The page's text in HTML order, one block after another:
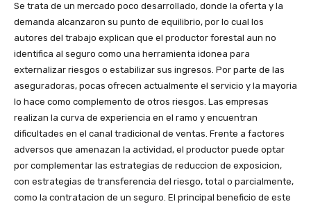
Se trata de un mercado poco desarrollado, donde la oferta y la
demanda alcanzaron su punto de equilibrio, por lo cual los
autores del trabajo explican que el productor forestal aun no
identifica al seguro como una herramienta idonea para
externalizar riesgos o estabilizar sus ingresos. Por parte de las
aseguradoras, pocas ofrecen actualmente el servicio y la mayoria
lo hace como complemento de otros riesgos. Las empresas
realizan la curva de experiencia en el ramo y encuentran
dificultades en el canal tradicional de ventas. Frente a factores
adversos que amenazan la actividad, el productor puede optar
por complementar las estrategias de reduccion de exposicion,
con estrategias de transferencia del riesgo, total o parcialmente,
como la contratacion de un seguro. El principal beneficio de este